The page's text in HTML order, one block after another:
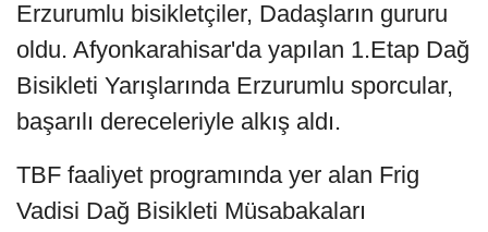
Erzurumlu bisikletçiler, Dadaşların gururu
oldu. Afyonkarahisar'da yapılan 1.Etap Dağ
Bisikleti Yarışlarında Erzurumlu sporcular,
başarılı dereceleriyle alkış aldı.
TBF faaliyet programında yer alan Frig
Vadisi Dağ Bisikleti Müsabakaları